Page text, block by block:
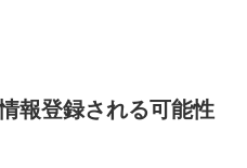
報登録される可能性